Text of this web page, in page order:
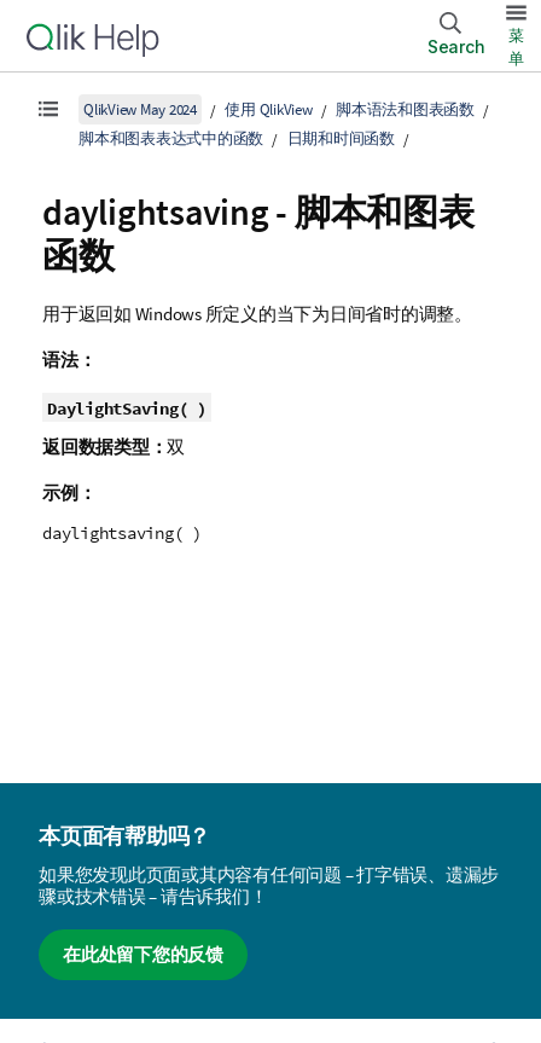
Search
菜
单
QlikView May 2024 使用 QlikView
脚本语法和图表函数
脚本和图表表达式中的函数
日期和时间函数
daylightsaving - 脚本和图表
函数
用于返回如 Windows所定义的当下为日间省时的调整。
语法：
DaylightSaving( )
返回数据类型：双
示例：
daylightsaving( )
本页面有帮助吗？
如果您发现此页面或其内容有任何问题 – 打字错误、遗漏步
骤或技术错误 – 请告诉我们！
在此处留下您的反馈